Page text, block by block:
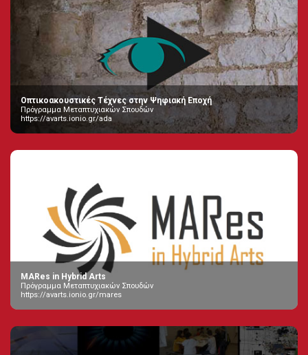
Οπτικοακουστικές Τέχνες στην Ψηφιακή Εποχή
Πρόγραμμα Μεταπτυχιακών Σπουδών
https://avarts.ionio.gr/ada
MARes in Hybrid Arts
Πρόγραμμα Μεταπτυχιακών Σπουδών
https://avarts.ionio.gr/mares